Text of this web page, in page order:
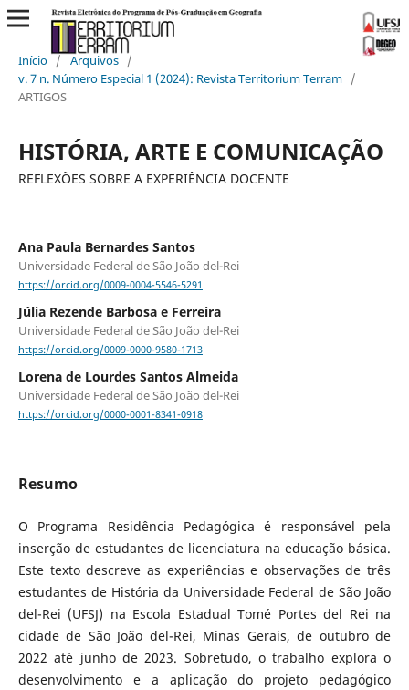
Início / Arquivos /
v. 7 n. Número Especial 1 (2024): Revista Territorium Terram /
ARTIGOS
HISTÓRIA, ARTE E COMUNICAÇÃO
REFLEXÕES SOBRE A EXPERIÊNCIA DOCENTE
Ana Paula Bernardes Santos
Universidade Federal de São João del-Rei
https://orcid.org/0009-0004-5546-5291
Júlia Rezende Barbosa e Ferreira
Universidade Federal de São João del-Rei
https://orcid.org/0009-0000-9580-1713
Lorena de Lourdes Santos Almeida
Universidade Federal de São João del-Rei
https://orcid.org/0000-0001-8341-0918
Resumo
O Programa Residência Pedagógica é responsável pela
inserção de estudantes de licenciatura na educação básica.
Este texto descreve as experiências e observações de três
estudantes de História da Universidade Federal de São João
del-Rei (UFSJ) na Escola Estadual Tomé Portes del Rei na
cidade de São João del-Rei, Minas Gerais, de outubro de
2022 até junho de 2023. Sobretudo, o trabalho explora o
desenvolvimento e a aplicação do projeto pedagógico